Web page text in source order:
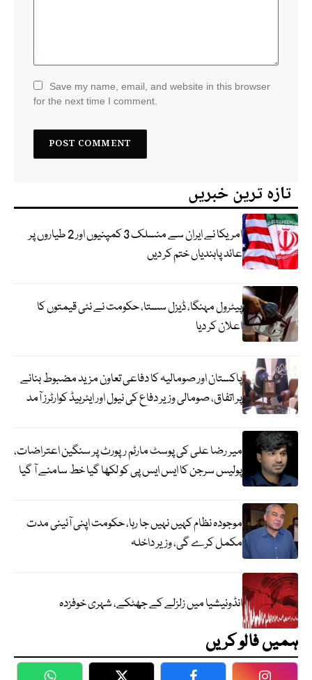
Save my name, email, and website in this browser
for the next time I comment.
تازہ ترین خبریں
امریکا نے ایران سے منسلک 3 کمپنیوں اور 2 طیاروں پر
عائد پابندیاں ختم کر دیں
پیٹرول مہنگا، ڈیزل سستا، حکومت نے نئی قیمتوں کا
اعلان کر دیا
پاکستان اور صومالیہ کا دفاعی تعاون مزید مضبوط بنانے
پر اتفاق، صومالی وزیر دفاع کی نیول اور ایئرہیڈ کوارٹرز آمد
میر رضا علی کی پوسٹ مارٹم رپورٹ پر سنگین اعتراضات،
پولیس سرجن کا ایس ایس پی کو لکھا گیا خط سامنے آ گیا
موجودہ نظام کہیں نہیں جا رہا، حکومت اپنی آئینی مدت
مکمل کرے گی، وزیر داخلہ
انڈونیشیا میں زلزلے کے جھٹکے، شہری خوفزدہ
ہمیں فالو کریں